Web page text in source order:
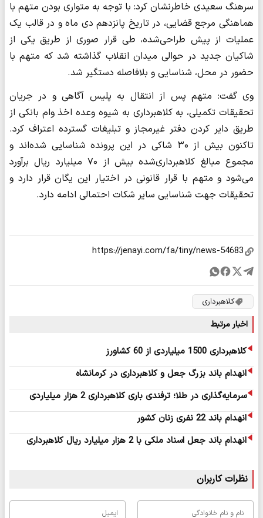
سرهنگ سعیدی خاطرنشان کرد: با توجه به متواری بودن متهم با
هماهنگی مرجع قضایی، در تاریخ پانزدهم دی ماه و در قالب یک
عملیات از پیش طراحی‌شده، طی قرار صوری از طریق یکی از
شاکیان جدید در حوالی میدان انقلاب گذاشته شد که متهم با
حضور در محل، شناسایی و بلافاصله دستگیر شد.
وی گفت: متهم پس از انتقال به پلیس آگاهی و در جریان
تحقیقات تکمیلی، به کلاهبرداری به شیوه وعده اخذ وام بانکی از
طریق دایر کردن دفتر غیرمجاز و تبلیغات گسترده اعتراف کرد.
تاکنون بیش از ۳۰ شاکی در این پرونده شناسایی شده‌اند و
مجموع مبالغ کلاهبرداری‌شده بیش از ۷۰ میلیارد ریال برآورد
می‌شود و متهم با قرار قانونی در اختیار این یگان قرار دارد و
تحقیقات جهت شناسایی سایر شکات احتمالی ادامه دارد.
کلاهبرداری
اخبار مرتبط
کلاهبرداری 1500 میلیاردی از 60 کشاورز
انهدام باند بزرگ جعل و کلاهبرداری در کرمانشاه
سرمایه‌گذاری در طلا؛ ترفندی باری کلاهبرداری 2 هزار میلیاردی
انهدام باند 22 نفری زنان کشور
انهدام باند جعل اسناد ملکی با 2 هزار میلیارد ریال کلاهبرداری
نظرات کاربران